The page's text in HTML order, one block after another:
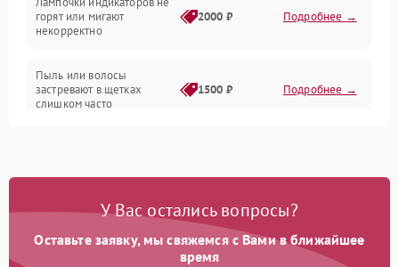
Батарея
Программные сбои
горят или мигают
некорректно
2000 ₽ Подробнее →
Пыль или волосы
застревают в щетках
слишком часто
1500 ₽ Подробнее →
У Вас остались вопросы?
Оставьте заявку, мы свяжемся с Вами в ближайшее
время